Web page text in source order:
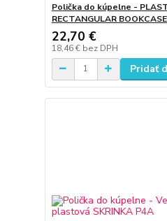
Polička do kúpelne -
RECTANGULAR
22,70 €
18,46 € bez DPH
Pridať